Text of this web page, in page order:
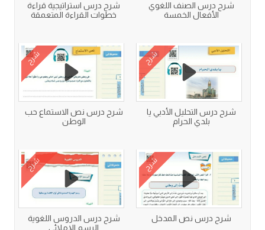
شرح درس الصنف اللغوي
الأفعال الخمسة
شرح درس استراتيجية قراءة
خطوات القراءة المتعمقة
شرح
شرح درس التحليل الأدبي يا
بلدي الحرام
شرح
شرح درس نص الاستماع حب
الوطن
شرح
شرح درس نص المدخل
شرح
شرح درس الدروس اللغوية
الرسم الإملائي